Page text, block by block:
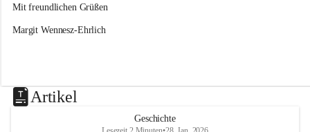
Mit freundlichen Grüßen
Margit Wennesz-Ehrlich
Artikel
Geschichte